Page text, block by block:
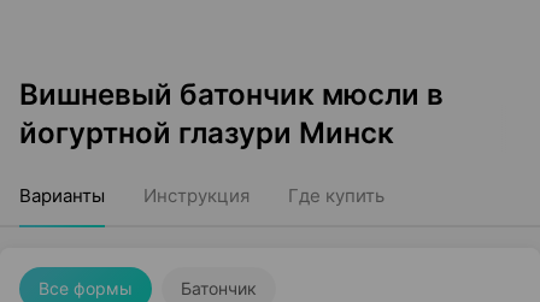
Вишневый батончик мюсли в
йогуртной глазури Минск
Варианты Инструкция Где купить
Все формы Батончик